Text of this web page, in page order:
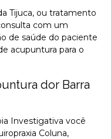
Tijuca, ou tratamento
com um
de saúde do paciente
acupuntura para o
dor Barra
Investigativa você
Coluna,